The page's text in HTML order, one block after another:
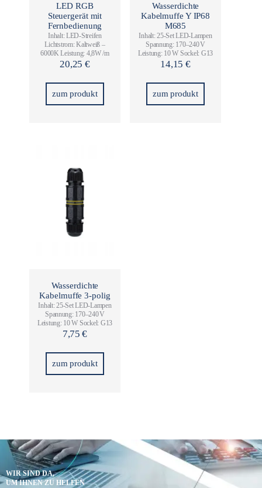
LED RGB
Steuergerät mit
Fernbedienung
Inhalt: LED-Streifen
Lichtstrom: Kaltweiß –
6000K Leistung: 4,8W /m
20,25 €
zum produkt
Wasserdichte
Kabelmuffe Y IP68
M685
Inhalt: 25-Set LED-Lampen
Spannung: 170–240 V
Leistung: 10 W Sockel: G13
14,15 €
zum produkt
Wasserdichte
Kabelmuffe 3-polig
Inhalt: 25-Set LED-Lampen
Spannung: 170–240 V
Leistung: 10 W Sockel: G13
7,75€
zum produkt
WIR SIND DA,
UM IHNEN ZU HELFEN